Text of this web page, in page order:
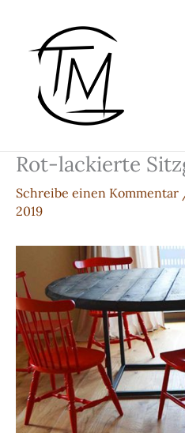
springen
Rot-lackierte
Schreibe einen Kommentar
2019